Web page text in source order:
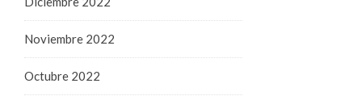
Noviembre 2022
Octubre 2022